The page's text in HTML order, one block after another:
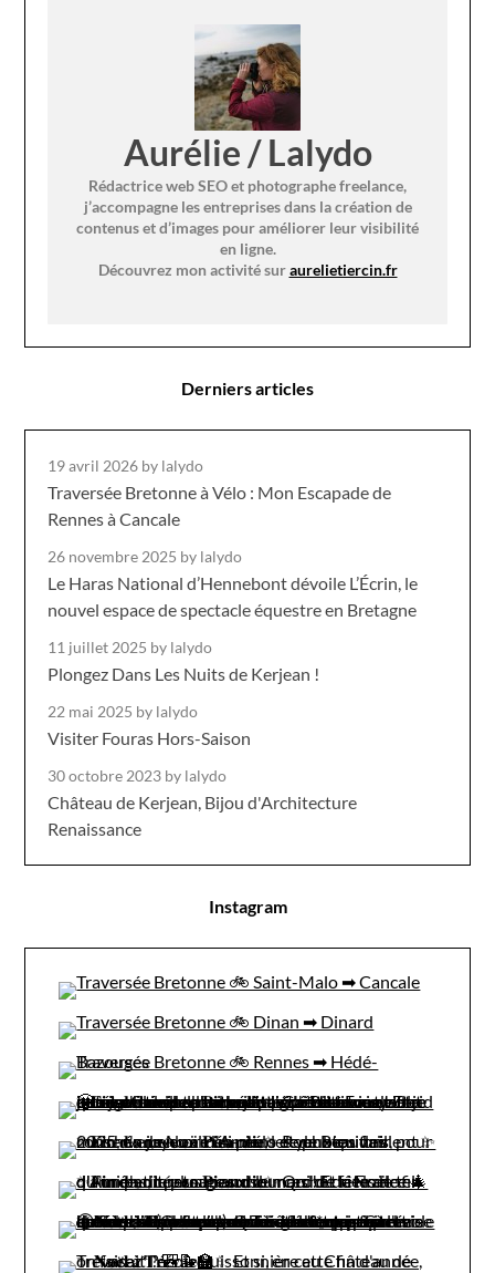
Aurélie / Lalydo
Rédactrice web SEO et photographe freelance,
j’accompagne les entreprises dans la création de
contenus et d’images pour améliorer leur visibilité
en ligne.
Découvrez mon activité suraurelietiercin.fr
Derniers articles
19 avril 2026 by lalydo
Traversée Bretonne à Vélo : Mon Escapade de
Rennes à Cancale
26 novembre 2025 by lalydo
Le Haras National d’Hennebont dévoile L’Écrin, le
nouvel espace de spectacle équestre en Bretagne
11 juillet 2025 by lalydo
Plongez Dans Les Nuits de Kerjean !
22 mai 2025 by lalydo
Visiter Fouras Hors-Saison
30 octobre 2023 by lalydo
Château de Kerjean, Bijou d'Architecture
Renaissance
Instagram